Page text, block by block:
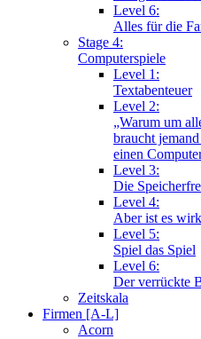
Level 6:
Alles für die
Stage 4:
Computerspiele
Level 1:
Textabenteuer
Level 2:
„Warum um
braucht
einen
Level 3:
Die
Level 4:
Aber ist es
Level 5:
Spiel das Spiel
Level 6:
Der verrückte
Zeitskala
Firmen [A-L]
Acorn